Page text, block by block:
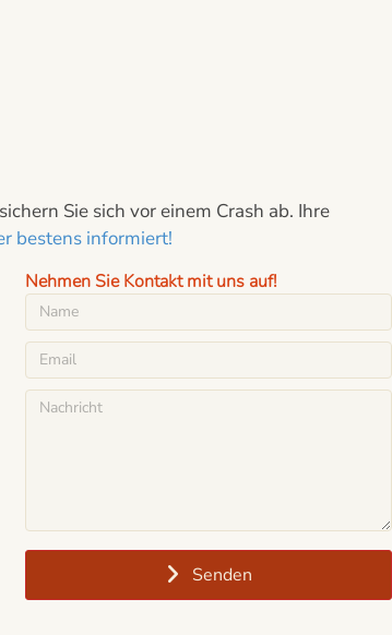
Sie sich vor einem Crash ab. Ihre
bestens informiert!
Nehmen Sie Kontakt mit uns auf!
Senden